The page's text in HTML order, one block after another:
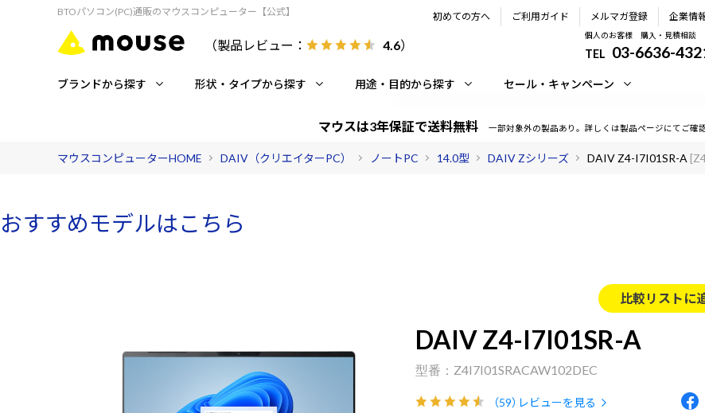
BTOパソコン(PC)通販のマウスコンピューター【公式】
（製品レビュー： 4.6）
初めての方へ ご利用ガイド メルマガ登録 企業情
個人のお客様 購入・見積相談
TEL 03-6636-
ブランドから探す 形状・タイプから探す 用途・目的から探す セール・キャンペーン
マウスは3年保証で送料無料 一部対象外の製品あり。詳しくは製品ページにてご確
マウスコンピューターHOME DAIV（クリエイターPC） ノートPC 14.0型 DAIV Zシリーズ DAIV Z4-I7I01SR-A
おすすめモデルはこちら
比較リストに
DAIV Z4-I7I01SR-A
Z4I7I01SRACAW102DEC
（59）レビューを見る